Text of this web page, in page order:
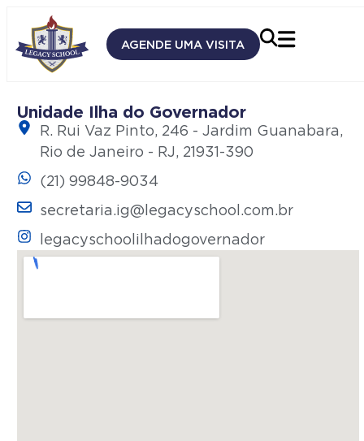
AGENDE UMA VISITA
Unidade Ilha do Governador
R. Rui Vaz Pinto, 246 - Jardim Guanabara,
Rio de Janeiro - RJ, 21931-390
(21) 99848-9034
secretaria.ig@legacyschool.com.br
legacyschoolilhadogovernador